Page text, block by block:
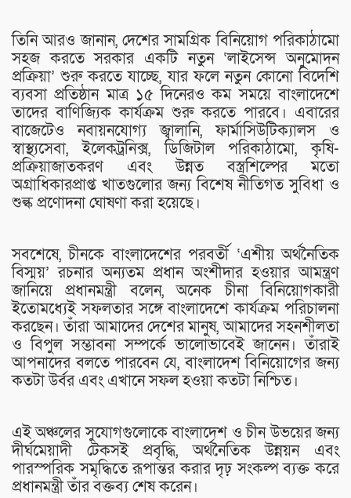
তিনি আরও জানান, দেশের সামগ্রিক বিনিয়োগ পরিকাঠামো
সহজ করতে সরকার একটি নতুন ‘লাইসেন্স অনুমোদন
প্রক্রিয়া’ শুরু করতে যাচ্ছে, যার ফলে নতুন কোনো বিদেশি
ব্যবসা প্রতিষ্ঠান মাত্র ১৫ দিনেরও কম সময়ে বাংলাদেশে
তাদের বাণিজ্যিক কার্যক্রম শুরু করতে পারবে। এবারের
বাজেটেও নবায়নযোগ্য জ্বালানি, ফার্মাসিউটিক্যালস ও
স্বাস্থ্যসেবা, ইলেকট্রনিক্স, ডিজিটাল পরিকাঠামো, কৃষি-
প্রক্রিয়াজাতকরণ এবং উন্নত বস্ত্রশিল্পের মতো
অগ্রাধিকারপ্রাপ্ত খাতগুলোর জন্য বিশেষ নীতিগত সুবিধা ও
শুল্ক প্রণোদনা ঘোষণা করা হয়েছে।
সবশেষে, চীনকে বাংলাদেশের পরবর্তী ‘এশীয় অর্থনৈতিক
বিস্ময়’ রচনার অন্যতম প্রধান অংশীদার হওয়ার আমন্ত্রণ
জানিয়ে প্রধানমন্ত্রী বলেন, অনেক চীনা বিনিয়োগকারী
ইতোমধ্যেই সফলতার সঙ্গে বাংলাদেশে কার্যক্রম পরিচালনা
করছেন। তাঁরা আমাদের দেশের মানুষ, আমাদের সহনশীলতা
ও বিপুল সম্ভাবনা সম্পর্কে ভালোভাবেই জানেন। তাঁরাই
আপনাদের বলতে পারবেন যে, বাংলাদেশ বিনিয়োগের জন্য
কতটা উর্বর এবং এখানে সফল হওয়া কতটা নিশ্চিত।
এই অঞ্চলের সুযোগগুলোকে বাংলাদেশ ও চীন উভয়ের জন্য
দীর্ঘমেয়াদী টেকসই প্রবৃদ্ধি, অর্থনৈতিক উন্নয়ন এবং
পারস্পরিক সমৃদ্ধিতে রূপান্তর করার দৃঢ় সংকল্প ব্যক্ত করে
প্রধানমন্ত্রী তাঁর বক্তব্য শেষ করেন।